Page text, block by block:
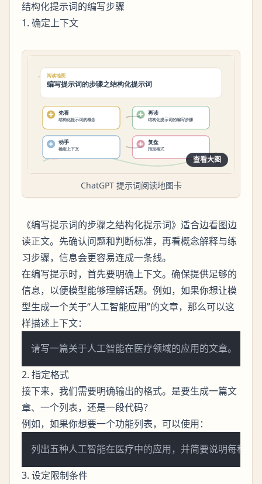
结构化提示词的编写步骤
1. 确定上下文
查看大图
ChatGPT 提示词阅读地图卡
《编写提示词的步骤之结构化提示词》适合边看图边
读正文。先确认问题和判断标准，再看概念解释与练
习步骤，信息会更容易连成一条线。
在编写提示时，首先要明确上下文。确保提供足够的
信息，以便模型能够理解话题。例如，如果你想让模
型生成一个关于“人工智能应用”的文章，那么可以这
样描述上下文：
2. 指定格式
接下来，我们需要明确输出的格式。是要生成一篇文
章、一个列表，还是一段代码？
例如，如果你想要一个功能列表，可以使用：
3. 设定限制条件